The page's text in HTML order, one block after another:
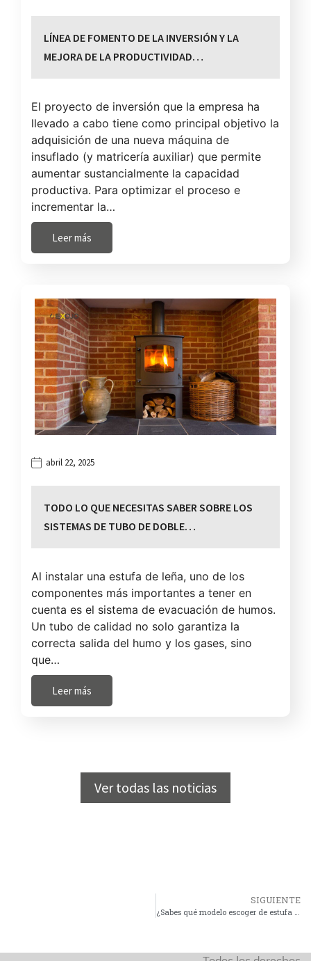
LÍNEA DE FOMENTO DE LA INVERSIÓN Y LA
MEJORA DE LA PRODUCTIVIDAD…
El proyecto de inversión que la empresa ha
llevado a cabo tiene como principal objetivo la
adquisición de una nueva máquina de
insuflado (y matricería auxiliar) que permite
aumentar sustancialmente la capacidad
productiva. Para optimizar el proceso e
incrementar la…
Leer más
abril 22, 2025
TODO LO QUE NECESITAS SABER SOBRE LOS
SISTEMAS DE TUBO DE DOBLE…
Al instalar una estufa de leña, uno de los
componentes más importantes a tener en
cuenta es el sistema de evacuación de humos.
Un tubo de calidad no solo garantiza la
correcta salida del humo y los gases, sino
que…
Leer más
Ver todas las noticias
SIGUIENTE